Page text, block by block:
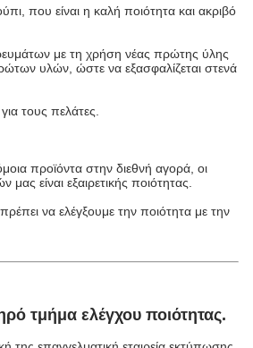
που είναι η καλή ποιότητα και ακριβό
με τη χρήση νέας πρώτης ύλης
υλών, ώστε να εξασφαλίζεται στενά
τους πελάτες.
προϊόντα στην διεθνή αγορά, οι
μας είναι εξαιρετικής ποιότητας.
να ελέγξουμε την ποιότητα με την
τμήμα ελέγχου ποιότητας.